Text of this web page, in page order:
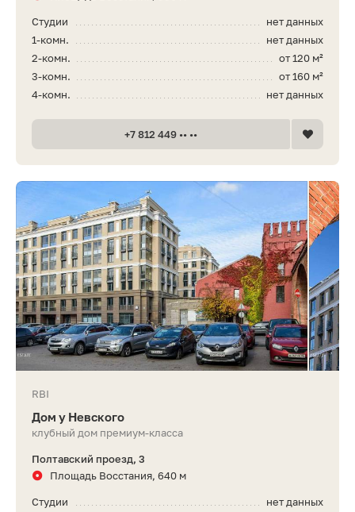
нет данных
Студии
нет данных
1-комн.
от 120 м²
2-комн.
от 160 м²
3-комн.
нет данных
4-комн.
+7 812 449 •• ••
RBI
Дом у Невского
клубный дом премиум-класса
Полтавский проезд, 3
Площадь Восстания, 640 м
нет данных
Студии